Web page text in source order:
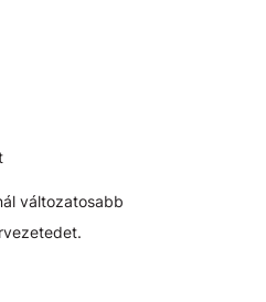
változatosabb